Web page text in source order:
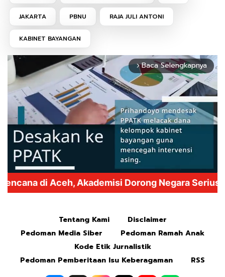
JAKARTA PBNU RAJA JULI ANTONI
KABINET BAYANGAN
arrow_forward_ios Baca Selengkapnya
Tentang Kami
Disclaimer
Pedoman Media Siber
Pedoman Ramah Anak
Kode Etik Jurnalistik
Pedoman Pemberitaan Isu Keberagaman
RSS